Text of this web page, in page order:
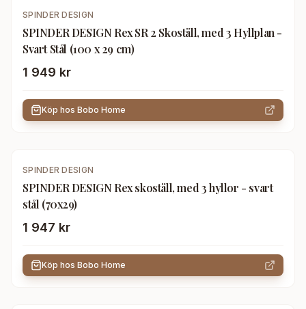
SPINDER DESIGN
SPINDER DESIGN Rex SR 2 Skoställ, med 3 Hyllplan -
Svart Stål (100 x 29 cm)
1 949 kr
Köp hos Bobo Home
SPINDER DESIGN
SPINDER DESIGN Rex skoställ, med 3 hyllor - svart
stål (70x29)
1 947 kr
Köp hos Bobo Home